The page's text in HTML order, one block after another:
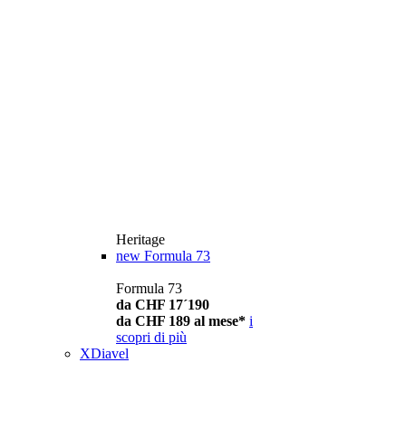
Heritage
new Formula 73
Formula 73
da CHF 17´190
da CHF 189 al mese* i
scopri di più
XDiavel